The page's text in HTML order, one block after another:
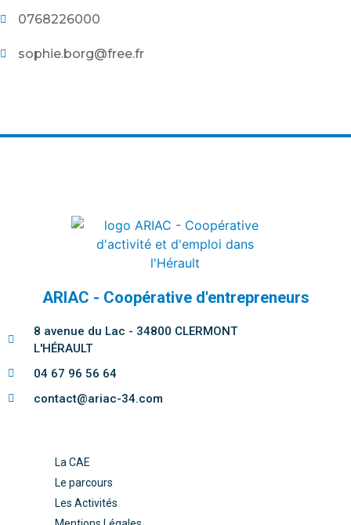
0768226000
sophie.borg@free.fr
ARIAC - Coopérative d'entrepreneurs
8 avenue du Lac - 34800 CLERMONT
L'HÉRAULT
04 67 96 56 64
contact@ariac-34.com
La CAE
Le parcours
Les Activités